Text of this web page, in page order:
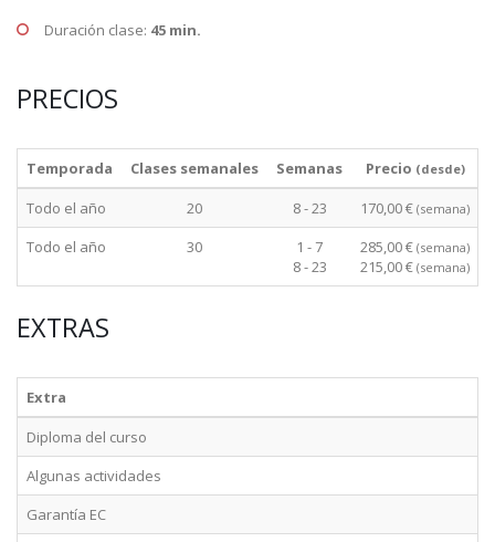
Duración clase: 45 min.
PRECIOS
Temporada Clases semanales Semanas Precio (desde)
Todo el año 20 8 - 23 170,00 € (semana)
Todo el año 30
1 - 7
8 - 23
285,00 € (semana)
215,00 € (semana)
EXTRAS
Extra
Diploma del curso
Algunas actividades
Garantía EC